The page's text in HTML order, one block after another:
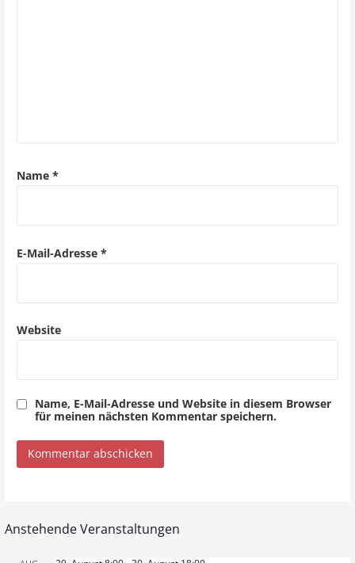
a
o
Name *
E-Mail-Adresse *
Website
Name, E-Mail-Adresse und Website in diesem Browser
für meinen nächsten Kommentar speichern.
Anstehende Veranstaltungen